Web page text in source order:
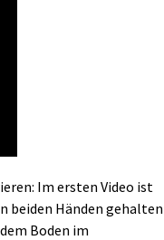
Im ersten Video ist
beiden Händen gehalten
Boden im